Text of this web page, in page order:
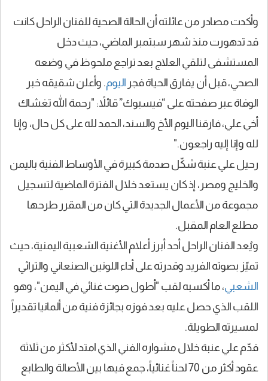
وأكدت مصادر من عائلته أن الحالة الصحية للفنان الراحل كانت
قد تدهورت منذ شهر سبتمبر الماضي، حيث دخل
المستشفى لتلقي العلاج بعد تراجع ملحوظ في وضعه
الصحي، قبل أن يفارق الحياة فجر اليوم. وأعلن شقيقه خبر
الوفاة عبر صفحته على “فيسبوك” قائلاً: "رحمة الله تغشاك
أخي علي، فارقنا اليوم الأخ والسند، الحمد لله على كل حال، وإنا
لله وإنا إليه راجعون."
رحيل علي عنبة شكّل صدمة كبيرةفي الأوساط الفنية باليمن
والخليج ومصر، إذ كان يستعد خلال الفترة الماضية لتسجيل
مجموعة من الأعمال الجديدة التي كان من المقرر طرحها
مطلع العام المقبل.
ويُعد الفنان الراحل أحد أبرز أعلام الأغنية الشعبية اليمنية، حيث
تميّز بصوته الفريد وقدرته على أداء اللونين الصنعاني والتراثي
الشعبي، ما أكسبه لقب "أطول صوت غنائي في اليمن"، وهو
اللقب الذي حصل عليه بعد فوزه بجائزة فنية من ألمانيا تقديراً
لمسيرته الطويلة.
قدّم علي عنبة خلال مشواره الفني الذي امتد لأكثر من ثلاثة
عقود أكثر من 70 لحناً غنائياً
، جمع فيها بين الأصالة والطابع